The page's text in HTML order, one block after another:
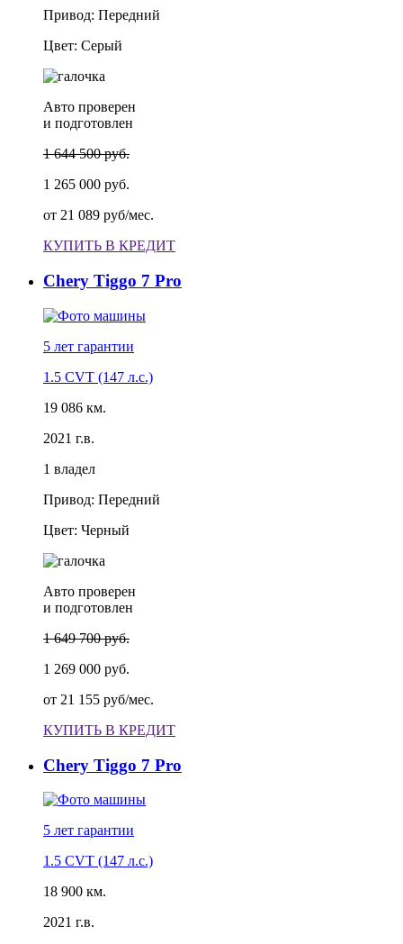
Привод: Передний
Цвет: Серый
Авто проверен
и подготовлен
1 644 500 руб.
1 265 000 руб.
от 21 089 руб/мес.
КУПИТЬ В КРЕДИТ
Chery Tiggo 7 Pro
5 лет гарантии
1.5 CVT (147 л.с.)
19 086 км.
2021 г.в.
1 владел
Привод: Передний
Цвет: Черный
Авто проверен
и подготовлен
1 649 700 руб.
1 269 000 руб.
от 21 155 руб/мес.
КУПИТЬ В КРЕДИТ
Chery Tiggo 7 Pro
5 лет гарантии
1.5 CVT (147 л.с.)
18 900 км.
2021 г.в.